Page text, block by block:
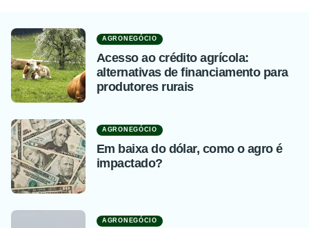
AGRONEGÓCIO
Acesso ao crédito agrícola:
alternativas de financiamento para
produtores rurais
AGRONEGÓCIO
Em baixa do dólar, como o agro é
impactado?
AGRONEGÓCIO